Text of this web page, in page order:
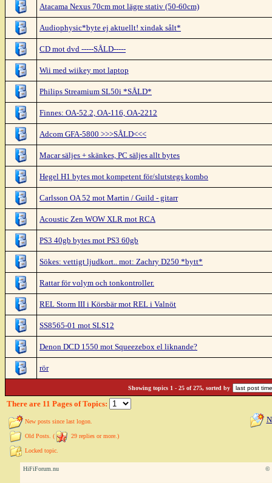
Atacama Nexus 70cm mot lägre stativ (50-60cm)
Audiophysic*byte ej aktuellt! xindak sålt*
CD mot dvd -----SÅLD-----
Wii med wiikey mot laptop
Philips Streamium SL50i *SÅLD*
Finnes: OA-52.2, OA-116, OA-2212
Adcom GFA-5800 >>>SÅLD<<<
Macar säljes + skänkes, PC säljes allt bytes
Hegel H1 bytes mot kompetent för/slutstegs kombo
Carlsson OA 52 mot Martin / Guild - gitarr
Acoustic Zen WOW XLR mot RCA
PS3 40gb bytes mot PS3 60gb
Sökes: vettigt ljudkort.. mot: Zachry D250 *bytt*
Rattar för volym och tonkontroller.
REL Storm III i Körsbär mot REL i Valnöt
SS8565-01 mot SLS12
Denon DCD 1550 mot Squeezebox el liknande?
rör
Showing topics 1 - 25 of 275, sorted by
There are 11 Pages of Topics:
New posts since last logon.
Old Posts. ( 29 replies or more.)
Locked topic.
HiFiForum.nu ©